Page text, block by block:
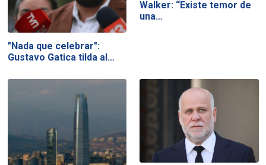
"Nada que celebrar":
Gustavo Gatica tilda al…
Walker: “Existe temor de
una…